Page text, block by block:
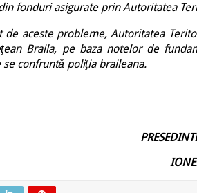
fonduri asigurate prin Autoritatea
probleme, Autoritatea
Braila, pe baza notelor de
confruntă poliţia braileana.